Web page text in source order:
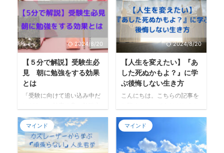
2024/8/20
【５分で解説】受験生必
見 朝に勉強をする効果
とは
「受験に向けて追い込み中だ
法を知りたい！」 「資格の勉
強をしたいけど時間がな
い！」 こんなお悩みを解決し
ます。 この記事はこんな人に
2024/8/20
【人生を変えたい】『あ
した死ぬかもよ？』に学
ぶ後悔しない生き方
こんにちは。こちらの記事を
ざいます。 日々の生活に追わ
れ、本当にやりたいことにま
で手が回らなかったり、やり
たいことはあってもなかなか
マインド マインド